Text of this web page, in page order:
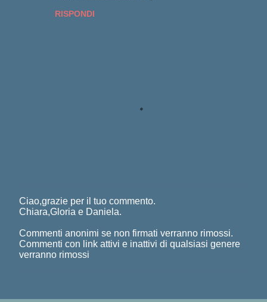
RISPONDI
P
o
t
a
u
Ciao,grazie per il tuo commento.
Chiara,Gloria e Daniela.
Commenti anonimi se non firmati verranno rimossi.
Commenti con link attivi e inattivi di qualsiasi genere
verranno rimossi